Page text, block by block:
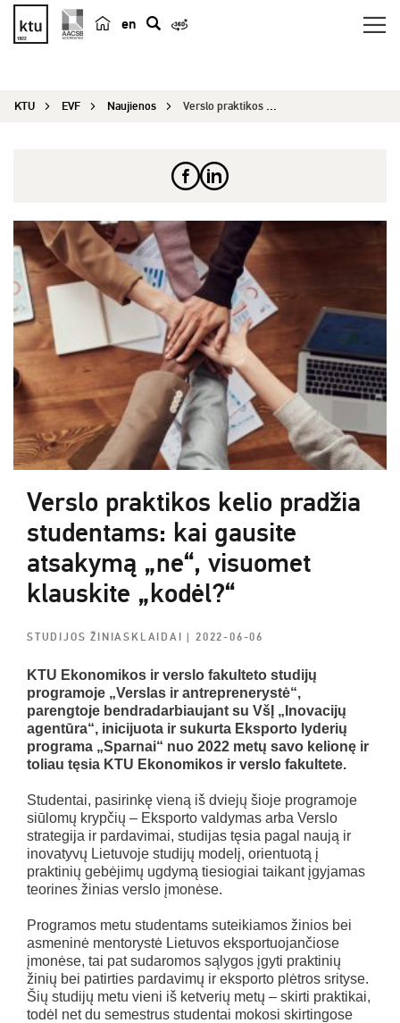
en
e
KTU EVF Naujienos Verslo praktikos kelio pradžia studentams: kai g...
Verslo praktikos kelio pradžia
studentams: kai gausite
atsakymą „ne“, visuomet
klauskite „kodėl?“
STUDIJOS ŽINIASKLAIDAI| 2022-06-06
KTU Ekonomikos ir verslo fakulteto studijų
programoje „Verslas ir antreprenerystė“,
parengtoje bendradarbiaujant su VšĮ „Inovacijų
agentūra“, inicijuota ir sukurta Eksporto lyderių
programa „Sparnai“ nuo 2022 metų savo kelionę ir
toliau tęsia KTU Ekonomikos ir verslo fakultete.
Studentai, pasirinkę vieną iš dviejų šioje programoje
siūlomų krypčių – Eksporto valdymas arba Verslo
strategija ir pardavimai, studijas tęsia pagal naują ir
inovatyvų Lietuvoje studijų modelį, orientuotą į
praktinių gebėjimų ugdymą tiesiogiai taikant įgyjamas
teorines žinias verslo įmonėse.
Programos metu studentams suteikiamos žinios bei
asmeninė mentorystė Lietuvos eksportuojančiose
įmonėse, tai pat sudaromos sąlygos įgyti praktinių
žinių bei patirties pardavimų ir eksporto plėtros srityse.
Šių studijų metu vieni iš ketverių metų – skirti praktikai,
todėl net du semestrus studentai mokosi skirtingose